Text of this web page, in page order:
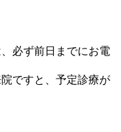
必ず前日までにお電
ですと、予定診療が